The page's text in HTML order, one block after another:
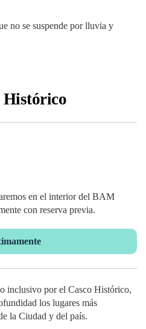
no se suspende por lluvia y
Histórico
en el interior del BAM
con reserva previa.
inclusivo por el Casco Histórico,
los lugares más
la Ciudad y del país.